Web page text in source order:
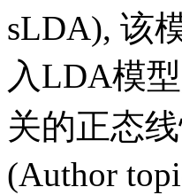
sLDA), 该
入LDA模
关的正态
(Author